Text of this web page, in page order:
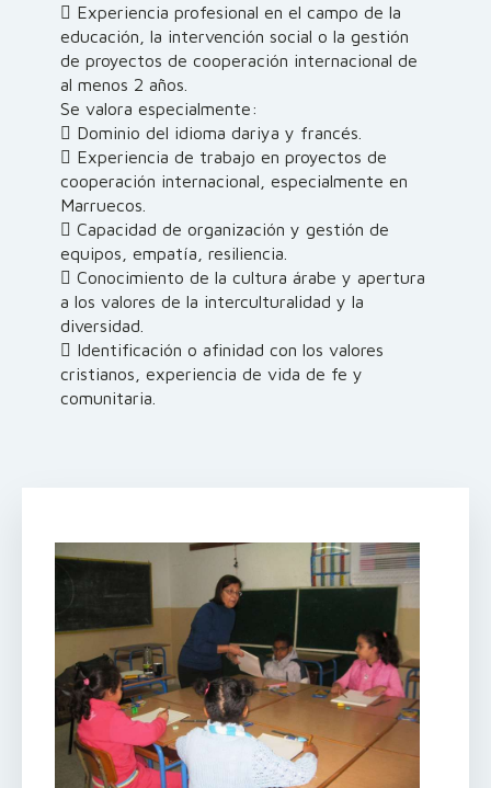
 Experiencia profesional en el campo de la
educación, la intervención social o la gestión
de proyectos de cooperación internacional de
al menos 2 años.
Se valora especialmente:
 Dominio del idioma dariya y francés.
 Experiencia de trabajo en proyectos de
cooperación internacional, especialmente en
Marruecos.
 Capacidad de organización y gestión de
equipos, empatía, resiliencia.
 Conocimiento de la cultura árabe y apertura
a los valores de la interculturalidad y la
diversidad.
 Identificación o afinidad con los valores
cristianos, experiencia de vida de fe y
comunitaria.